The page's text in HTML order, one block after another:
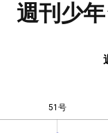
週刊少
51号